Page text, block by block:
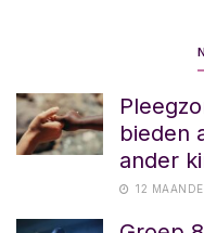
bieden
ander
12